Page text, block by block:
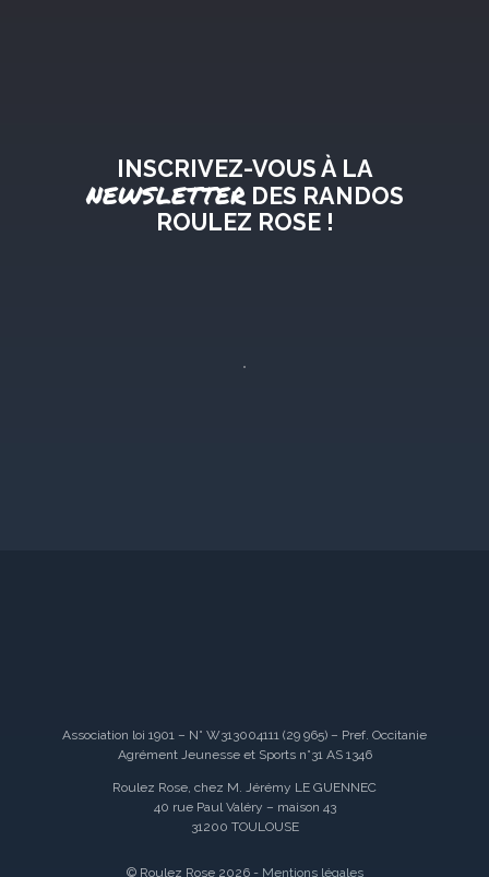
INSCRIVEZ-VOUS À LA
NEWSLETTERDES RANDOS
ROULEZ ROSE !
Association loi 1901 – N° W313004111 (29 965) – Pref. Occitanie
Agrément Jeunesse et Sports n°31 AS 1346
Roulez Rose, chez M. Jérémy LE GUENNEC
40 rue Paul Valéry – maison 43
31200 TOULOUSE
© Roulez Rose 2026 - Mentions légales